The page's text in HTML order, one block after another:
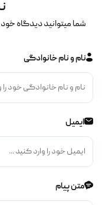
شما میتوانید دیدگاه
نام و نام خانوادگی
ایمیل
متن پیام